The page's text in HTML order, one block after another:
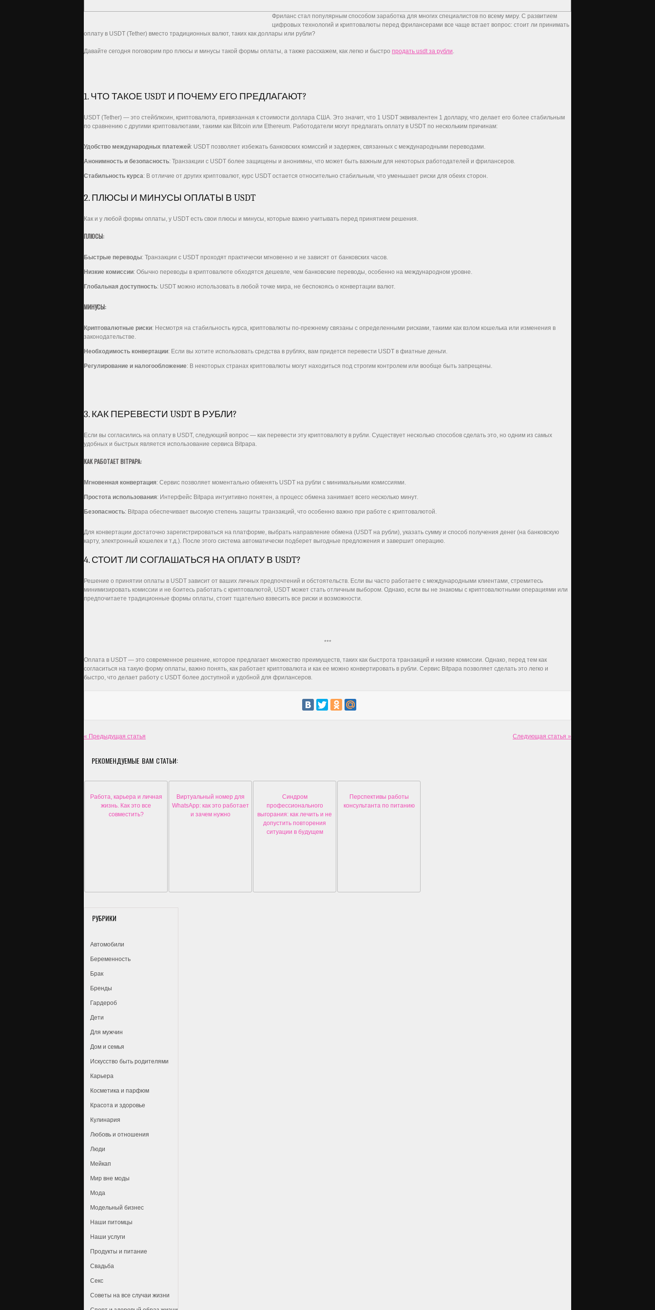
Фриланс стал популярным способом заработка для многих специалистов по всему миру. С развитием
цифровых технологий и криптовалюты перед фрилансерами все чаще встает вопрос: стоит ли принимать
оплату в USDT (Tether) вместо традиционных валют, таких как доллары или рубли?
Давайте сегодня поговорим про плюсы и минусы такой формы оплаты, а также расскажем, как легко и быстро продать usdt за рубли.
1. ЧТО ТАКОЕ USDT И ПОЧЕМУ ЕГО ПРЕДЛАГАЮТ?
USDT (Tether) — это стейблкоин, криптовалюта, привязанная к стоимости доллара США. Это значит, что 1 USDT эквивалентен 1 доллару, что делает его более стабильным
по сравнению с другими криптовалютами, такими как Bitcoin или Ethereum. Работодатели могут предлагать оплату в USDT по нескольким причинам:
Удобство международных платежей: USDT позволяет избежать банковских комиссий и задержек, связанных с международными переводами.
Анонимность и безопасность: Транзакции с USDT более защищены и анонимны, что может быть важным для некоторых работодателей и фрилансеров.
Стабильность курса: В отличие от других криптовалют, курс USDT остается относительно стабильным, что уменьшает риски для обеих сторон.
2. ПЛЮСЫ И МИНУСЫ ОПЛАТЫ В USDT
Как и у любой формы оплаты, у USDT есть свои плюсы и минусы, которые важно учитывать перед принятием решения.
ПЛЮСЫ:
Быстрые переводы: Транзакции с USDT проходят практически мгновенно и не зависят от банковских часов.
Низкие комиссии: Обычно переводы в криптовалюте обходятся дешевле, чем банковские переводы, особенно на международном уровне.
Глобальная доступность: USDT можно использовать в любой точке мира, не беспокоясь о конвертации валют.
МИНУСЫ:
Криптовалютные риски: Несмотря на стабильность курса, криптовалюты по-прежнему связаны с определенными рисками, такими как взлом кошелька или изменения в
законодательстве.
Необходимость конвертации: Если вы хотите использовать средства в рублях, вам придется перевести USDT в фиатные деньги.
Регулирование и налогообложение: В некоторых странах криптовалюты могут находиться под строгим контролем или вообще быть запрещены.
3. КАК ПЕРЕВЕСТИ USDT В РУБЛИ?
Если вы согласились на оплату в USDT, следующий вопрос — как перевести эту криптовалюту в рубли. Существует несколько способов сделать это, но одним из самых
удобных и быстрых является использование сервиса Bitpapa.
КАК РАБОТАЕТ BITPAPA:
Мгновенная конвертация: Сервис позволяет моментально обменять USDT на рубли с минимальными комиссиями.
Простота использования: Интерфейс Bitpapa интуитивно понятен, а процесс обмена занимает всего несколько минут.
Безопасность: Bitpapa обеспечивает высокую степень защиты транзакций, что особенно важно при работе с криптовалютой.
Для конвертации достаточно зарегистрироваться на платформе, выбрать направление обмена (USDT на рубли), указать сумму и способ получения денег (на банковскую
карту, электронный кошелек и т.д.). После этого система автоматически подберет выгодные предложения и завершит операцию.
4. СТОИТ ЛИ СОГЛАШАТЬСЯ НА ОПЛАТУ В USDT?
Решение о принятии оплаты в USDT зависит от ваших личных предпочтений и обстоятельств. Если вы часто работаете с международными клиентами, стремитесь
минимизировать комиссии и не боитесь работать с криптовалютой, USDT может стать отличным выбором. Однако, если вы не знакомы с криптовалютными операциями или
предпочитаете традиционные формы оплаты, стоит тщательно взвесить все риски и возможности.
***
Оплата в USDT — это современное решение, которое предлагает множество преимуществ, таких как быстрота транзакций и низкие комиссии. Однако, перед тем как
согласиться на такую форму оплаты, важно понять, как работает криптовалюта и как ее можно конвертировать в рубли. Сервис Bitpapa позволяет сделать это легко и
быстро, что делает работу с USDT более доступной и удобной для фрилансеров.
« Предыдущая статья Следующая статья »
РЕКОМЕНДУЕМЫЕ ВАМ СТАТЬИ:
Работа, карьера и личная
жизнь. Как это все
совместить?
Виртуальный номер для
WhatsApp: как это работает
и зачем нужно
Синдром
профессионального
выгорания: как лечить и не
допустить повторения
ситуации в будущем
Перспективы работы
консультанта по питанию
РУБРИКИ
Автомобили
Беременность
Брак
Бренды
Гардероб
Дети
Для мужчин
Дом и семья
Искусство быть родителями
Карьера
Косметика и парфюм
Красота и здоровье
Кулинария
Любовь и отношения
Люди
Мейкап
Мир вне моды
Мода
Модельный бизнес
Наши питомцы
Наши услуги
Продукты и питание
Свадьба
Секс
Советы на все случаи жизни